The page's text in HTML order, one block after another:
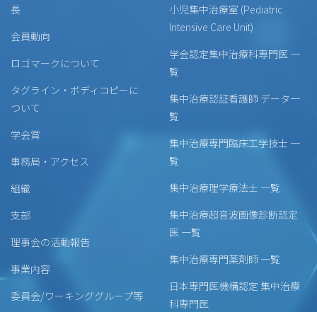
長
会員動向
ロゴマークについて
タグライン・ボディコピーに
ついて
学会賞
事務局・アクセス
組織
支部
理事会の活動報告
事業内容
委員会/ワーキンググループ等
小児集中治療室 (Pediatric
Intensive Care Unit)
学会認定集中治療科専門医 一
覧
集中治療認証看護師 データ一
覧
集中治療専門臨床工学技士 一
覧
集中治療理学療法士 一覧
集中治療超音波画像診断認定
医 一覧
集中治療専門薬剤師 一覧
日本専門医機構認定 集中治療
科専門医